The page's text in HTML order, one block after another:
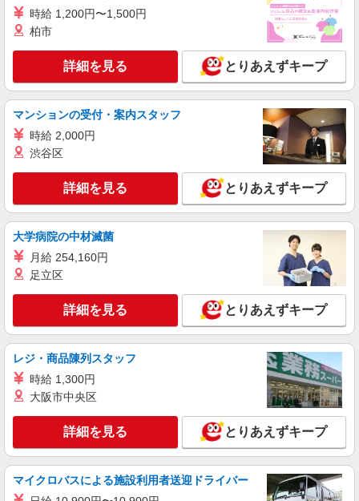
時給 1,200円〜1,500円
柏市
詳細を見る とりあえずキープ
マンションの受付・案内スタッフ
時給 2,000円
渋谷区
詳細を見る とりあえずキープ
大学病院の中材滅菌
月給 254,160円
足立区
詳細を見る とりあえずキープ
レジ・商品陳列スタッフ
時給 1,300円
大阪市中央区
詳細を見る とりあえずキープ
マイクロバスによる施設利用者送迎ドライバー